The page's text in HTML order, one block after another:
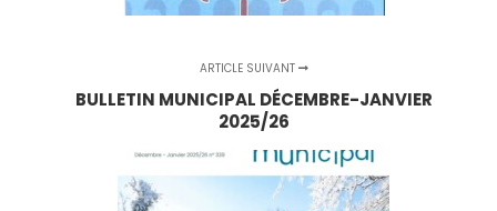
ARTICLE SUIVANT
BULLETIN MUNICIPAL DÉCEMBRE-JANVIER
2025/26